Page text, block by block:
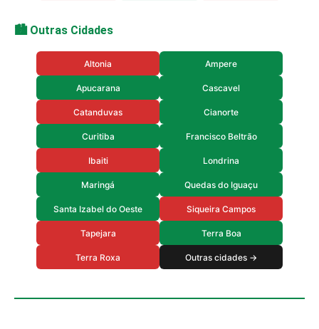
🏙️ Outras Cidades
Altonia Ampere
Apucarana Cascavel
Catanduvas Cianorte
Curitiba Francisco Beltrão
Ibaiti Londrina
Maringá Quedas do Iguaçu
Santa Izabel do Oeste Siqueira Campos
Tapejara Terra Boa
Terra Roxa Outras cidades →